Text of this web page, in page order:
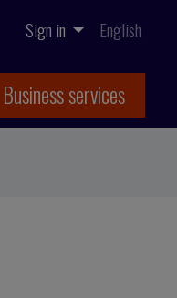
Sign in English
Business services